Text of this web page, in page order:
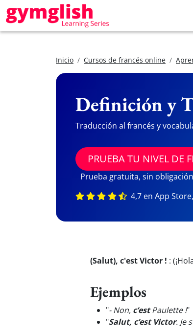
Inicio Cursos de francés online
Definición y
Traducción al francés y
PRUEBA TU NIVEL DE
Prueba gratuita, sin
4,7 en App
(Salut), c'est Victor ! :
Ejemplos
"- Non, c’estPaulette !"
"Salut, c’est Victor. Je